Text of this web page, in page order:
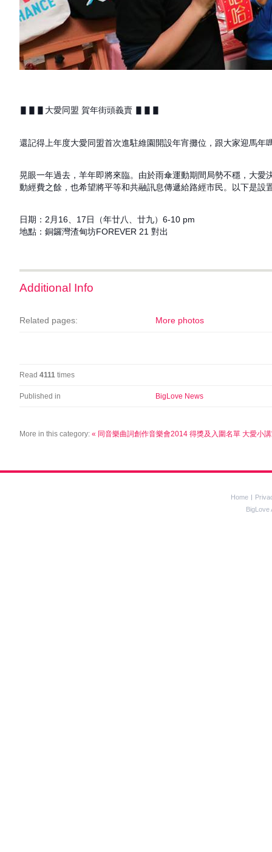
▋▋▋大愛同盟 賀年街頭義賣 ▋▋▋
還記得上年度大愛同盟首次進駐維園開設年宵攤位，跟大家迎馬年
晃眼一年過去，羊年即將來臨。由於雨傘運動期間局勢不穩，大
動經費之餘，也希望將平等和共融訊息傳遞給路經市民。以下是設
日期：2月16、17日（年廿八、廿九）6-10 pm
地點：銅鑼灣渣甸坊FOREVER 21 對出
Additional Info
Related pages: More photos
Read 4111 times
Published in BigLove News
More in this category: « 同音樂曲詞創作音樂會2014 得獎及入圍名單 大愛小
Home
BigLove